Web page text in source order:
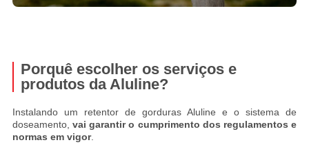
Porquê escolher os serviços e
produtos da Aluline?
Instalando um retentor de gorduras Aluline e o sistema de
doseamento,vai garantir o cumprimento dos regulamentos e
normas em vigor.